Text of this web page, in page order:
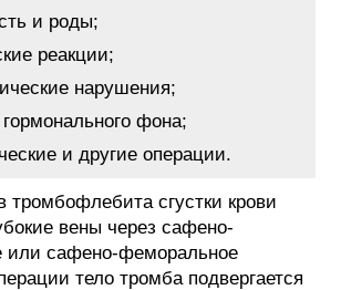
и роды;
реакции;
нарушения;
фона;
и другие операции.
тромбофлебита сгустки крови
вены через сафено-
или сафено-феморальное
тело тромба подвергается